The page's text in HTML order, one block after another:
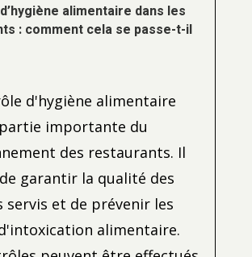
alimentaire dans les
: comment cela se passe-t-il
d'hygiène alimentaire
importante du
des restaurants. Il
garantir la qualité des
servis et de prévenir les
alimentaire.